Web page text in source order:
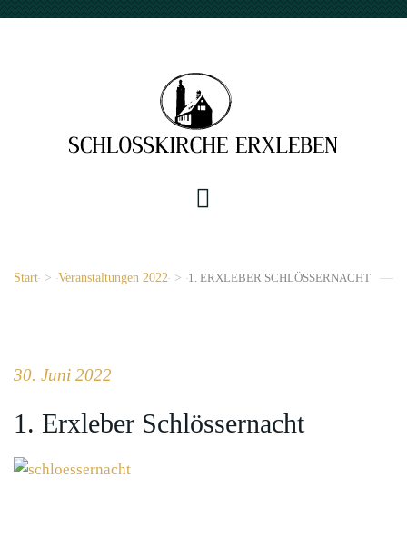
Start > Veranstaltungen 2022 > 1. ERXLEBER SCHLÖSSERNACHT
30. Juni 2022
1. Erxleber Schlössernacht